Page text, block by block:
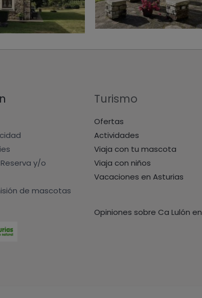
y/o
de mascotas
Turismo
Ofertas
Actividades
Viaja con tu mascota
Viaja con niños
Vacaciones en Asturias
Opiniones sobre Ca Lulón